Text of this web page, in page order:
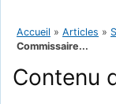
Accueil » Articles »
Commissaire...
Contenu